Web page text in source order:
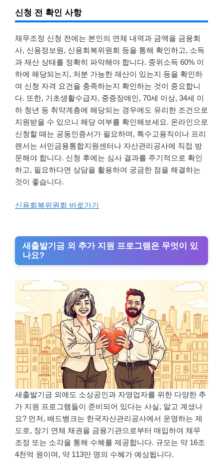
신청 전 확인 사항
채무조정 신청 전에는 본인의 연체 내역과 금액을 금융회
사, 신용정보원, 신용회복위원회 등을 통해 확인하고, 소득
과 재산 상태를 정확히 파악해야 합니다. 중위소득 60% 이
하에 해당되는지, 처분 가능한 재산이 있는지 등을 확인하
여 신청 자격 요건을 충족하는지 확인하는 것이 중요합니
다. 또한, 기초생활수급자, 중증장애인, 70세 이상, 34세 이
하 청년 등 취약계층에 해당되는 경우에도 유리한 조건으로
지원받을 수 있으니 해당 여부를 확인해보세요. 온라인으로
신청할 때는 공동인증서가 필요하며, 특수고용직이나 프리
랜서는 서민금융통합지원센터나 자산관리공사에 직접 방
문해야 합니다. 신청 후에는 심사 결과를 주기적으로 확인
하고, 필요하다면 상담을 활용하여 궁금한 점을 해결하는
것이 좋습니다.
신용회복위원회 바로가기
새출발기금 외 추가 지원 프로그램은 무엇이 있
나요?
새출발기금 외에도 소상공인과 자영업자를 위한 다양한 추
가 지원 프로그램들이 준비되어 있다는 사실, 알고 계셨나
요? 먼저, 배드뱅크는 한국자산관리공사에서 운영하는 제
도로, 장기 연체 채권을 금융기관으로부터 매입하여 채무
조정 또는 소각을 통해 수혜를 제공합니다. 규모는 약 16조
4천억 원이며, 약 113만 명의 수혜가 예상됩니다.